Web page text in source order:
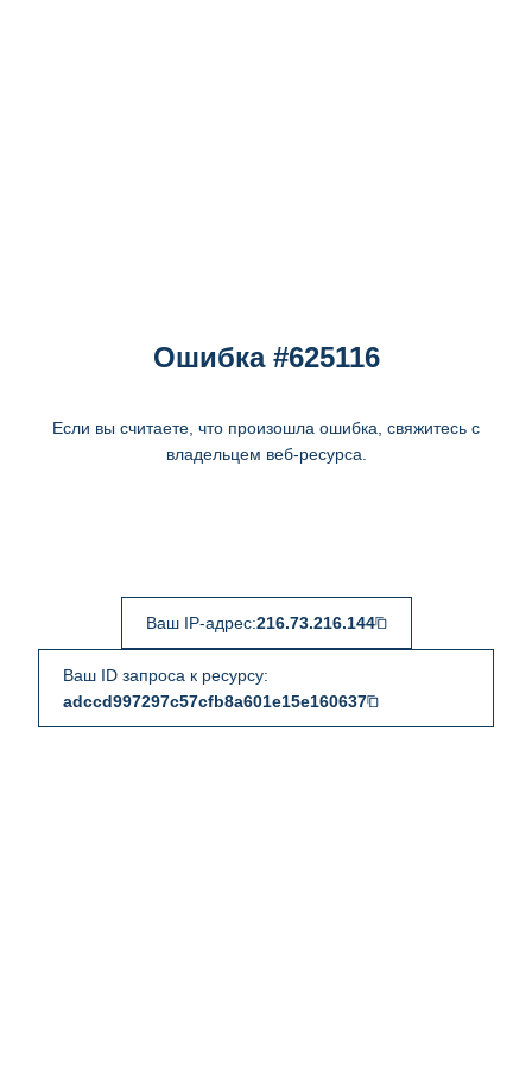
Ошибка #625116
Если вы считаете, что произошла ошибка, свяжитесь с
владельцем веб-ресурса.
Ваш IP-адрес:216.73.216.144
Ваш ID запроса к ресурсу:
adccd997297c57cfb8a601e15e160637